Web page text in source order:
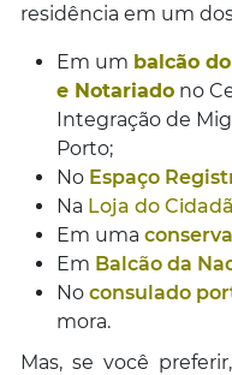
residência em um
Em um balcão
e Notariadono
Integração de
Porto;
No Espaço
Na Loja do
Em uma
Em Balcão da
No consulado
mora.
Mas, se você